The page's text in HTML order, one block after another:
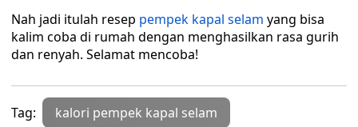
Nah jadi itulah resep pempek kapal selam yang bisa
kalim coba di rumah dengan menghasilkan rasa gurih
dan renyah. Selamat mencoba!
Tag: kalori pempek kapal selam